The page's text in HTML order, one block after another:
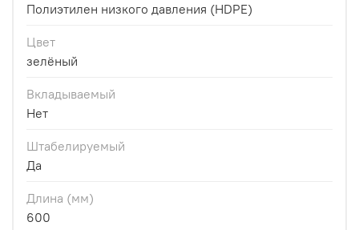
Полиэтилен низкого давления (HDPE)
Цвет
зелёный
Вкладываемый
Нет
Штабелируемый
Да
Длина (мм)
600